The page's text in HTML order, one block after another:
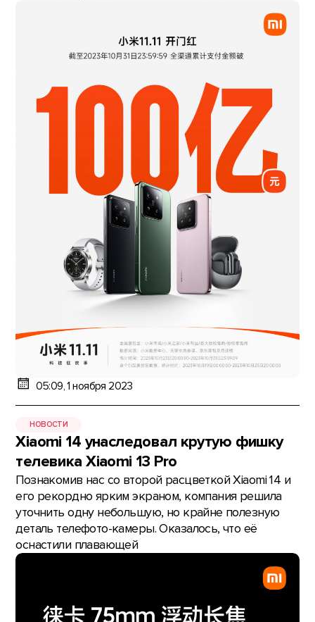
05:09, 1 ноября 2023
НОВОСТИ
Xiaomi 14 унаследовал крутую фишку
телевика Xiaomi 13 Pro
Познакомив нас со второй расцветкой Xiaomi 14 и
его рекордно ярким экраном, компания решила
уточнить одну небольшую, но крайне полезную
деталь телефото-камеры. Оказалось, что её
оснастили плавающей